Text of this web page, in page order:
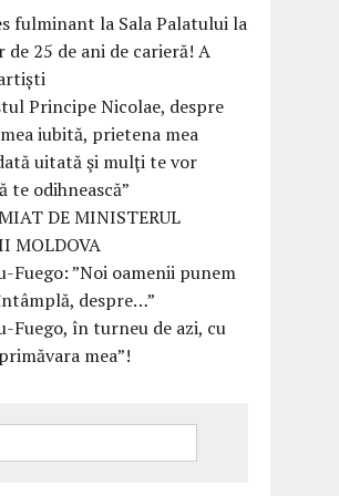
fulminant la Sala Palatului la
25 de ani de carieră! A
Principe Nicolae, despre
iubită, prietena mea
uitată şi mulţi te vor
te odihnească”
DE MINISTERUL
MOLDOVA
Fuego: ”Noi oamenii punem
despre…”
Fuego, în turneu de azi, cu
mea”!